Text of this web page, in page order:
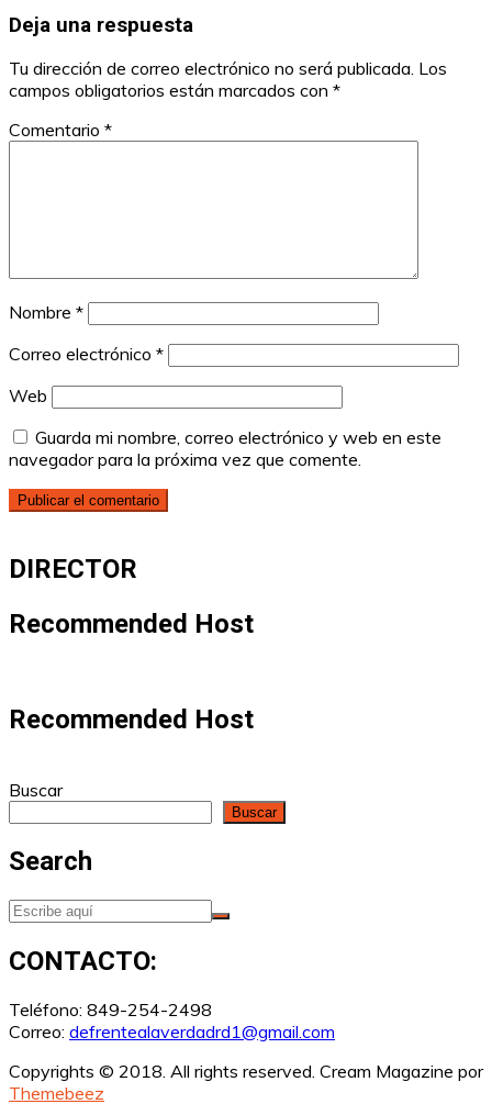
Deja una respuesta
Tu dirección de correo electrónico no será publicada. Los
campos obligatorios están marcados con *
Comentario *
Nombre *
Correo electrónico *
Web
Guarda mi nombre, correo electrónico y web en este
navegador para la próxima vez que comente.
DIRECTOR
Recommended Host
Recommended Host
Buscar
Buscar
Search
CONTACTO:
Teléfono: 849-254-2498
Correo: defrentealaverdadrd1@gmail.com
Copyrights © 2018. All rights reserved. Cream Magazine por
Themebeez